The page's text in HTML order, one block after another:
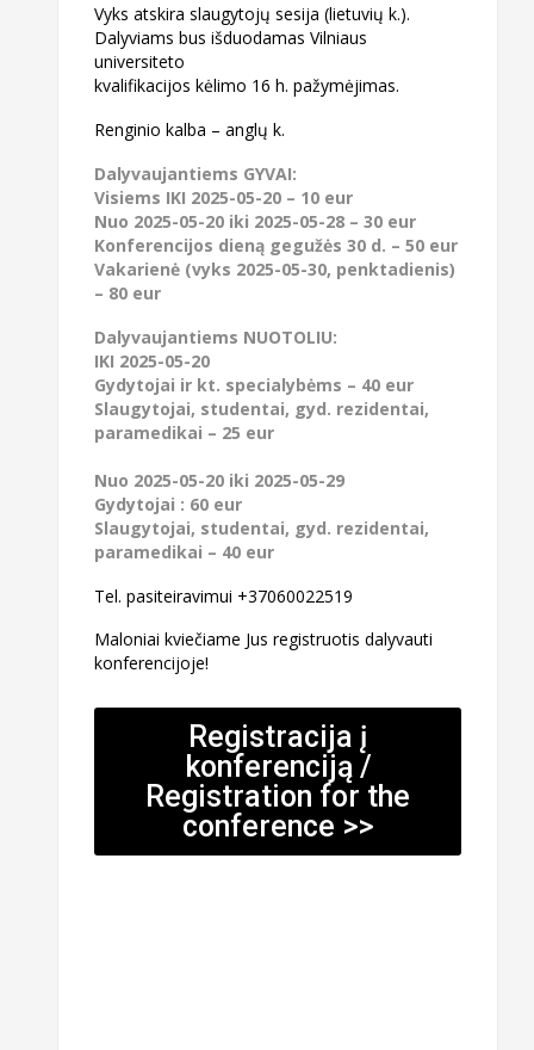
Vyks atskira slaugytojų sesija (lietuvių k.).
Dalyviams bus išduodamas Vilniaus
universiteto
kvalifikacijos kėlimo 16 h. pažymėjimas.
Renginio kalba – anglų k.
Dalyvaujantiems GYVAI:
Visiems IKI 2025-05-20 – 10 eur
Nuo 2025-05-20 iki 2025-05-28 – 30 eur
Konferencijos dieną gegužės 30 d. – 50 eur
Vakarienė (vyks 2025-05-30, penktadienis)
– 80 eur
Dalyvaujantiems NUOTOLIU:
IKI 2025-05-20
Gydytojai ir kt. specialybėms – 40 eur
Slaugytojai, studentai, gyd. rezidentai,
paramedikai – 25 eur
Nuo 2025-05-20 iki 2025-05-29
Gydytojai : 60 eur
Slaugytojai, studentai, gyd. rezidentai,
paramedikai – 40 eur
Tel. pasiteiravimui +37060022519
Maloniai kviečiame Jus registruotis dalyvauti
konferencijoje!
Registracija į
konferenciją /
Registration for the
conference >>